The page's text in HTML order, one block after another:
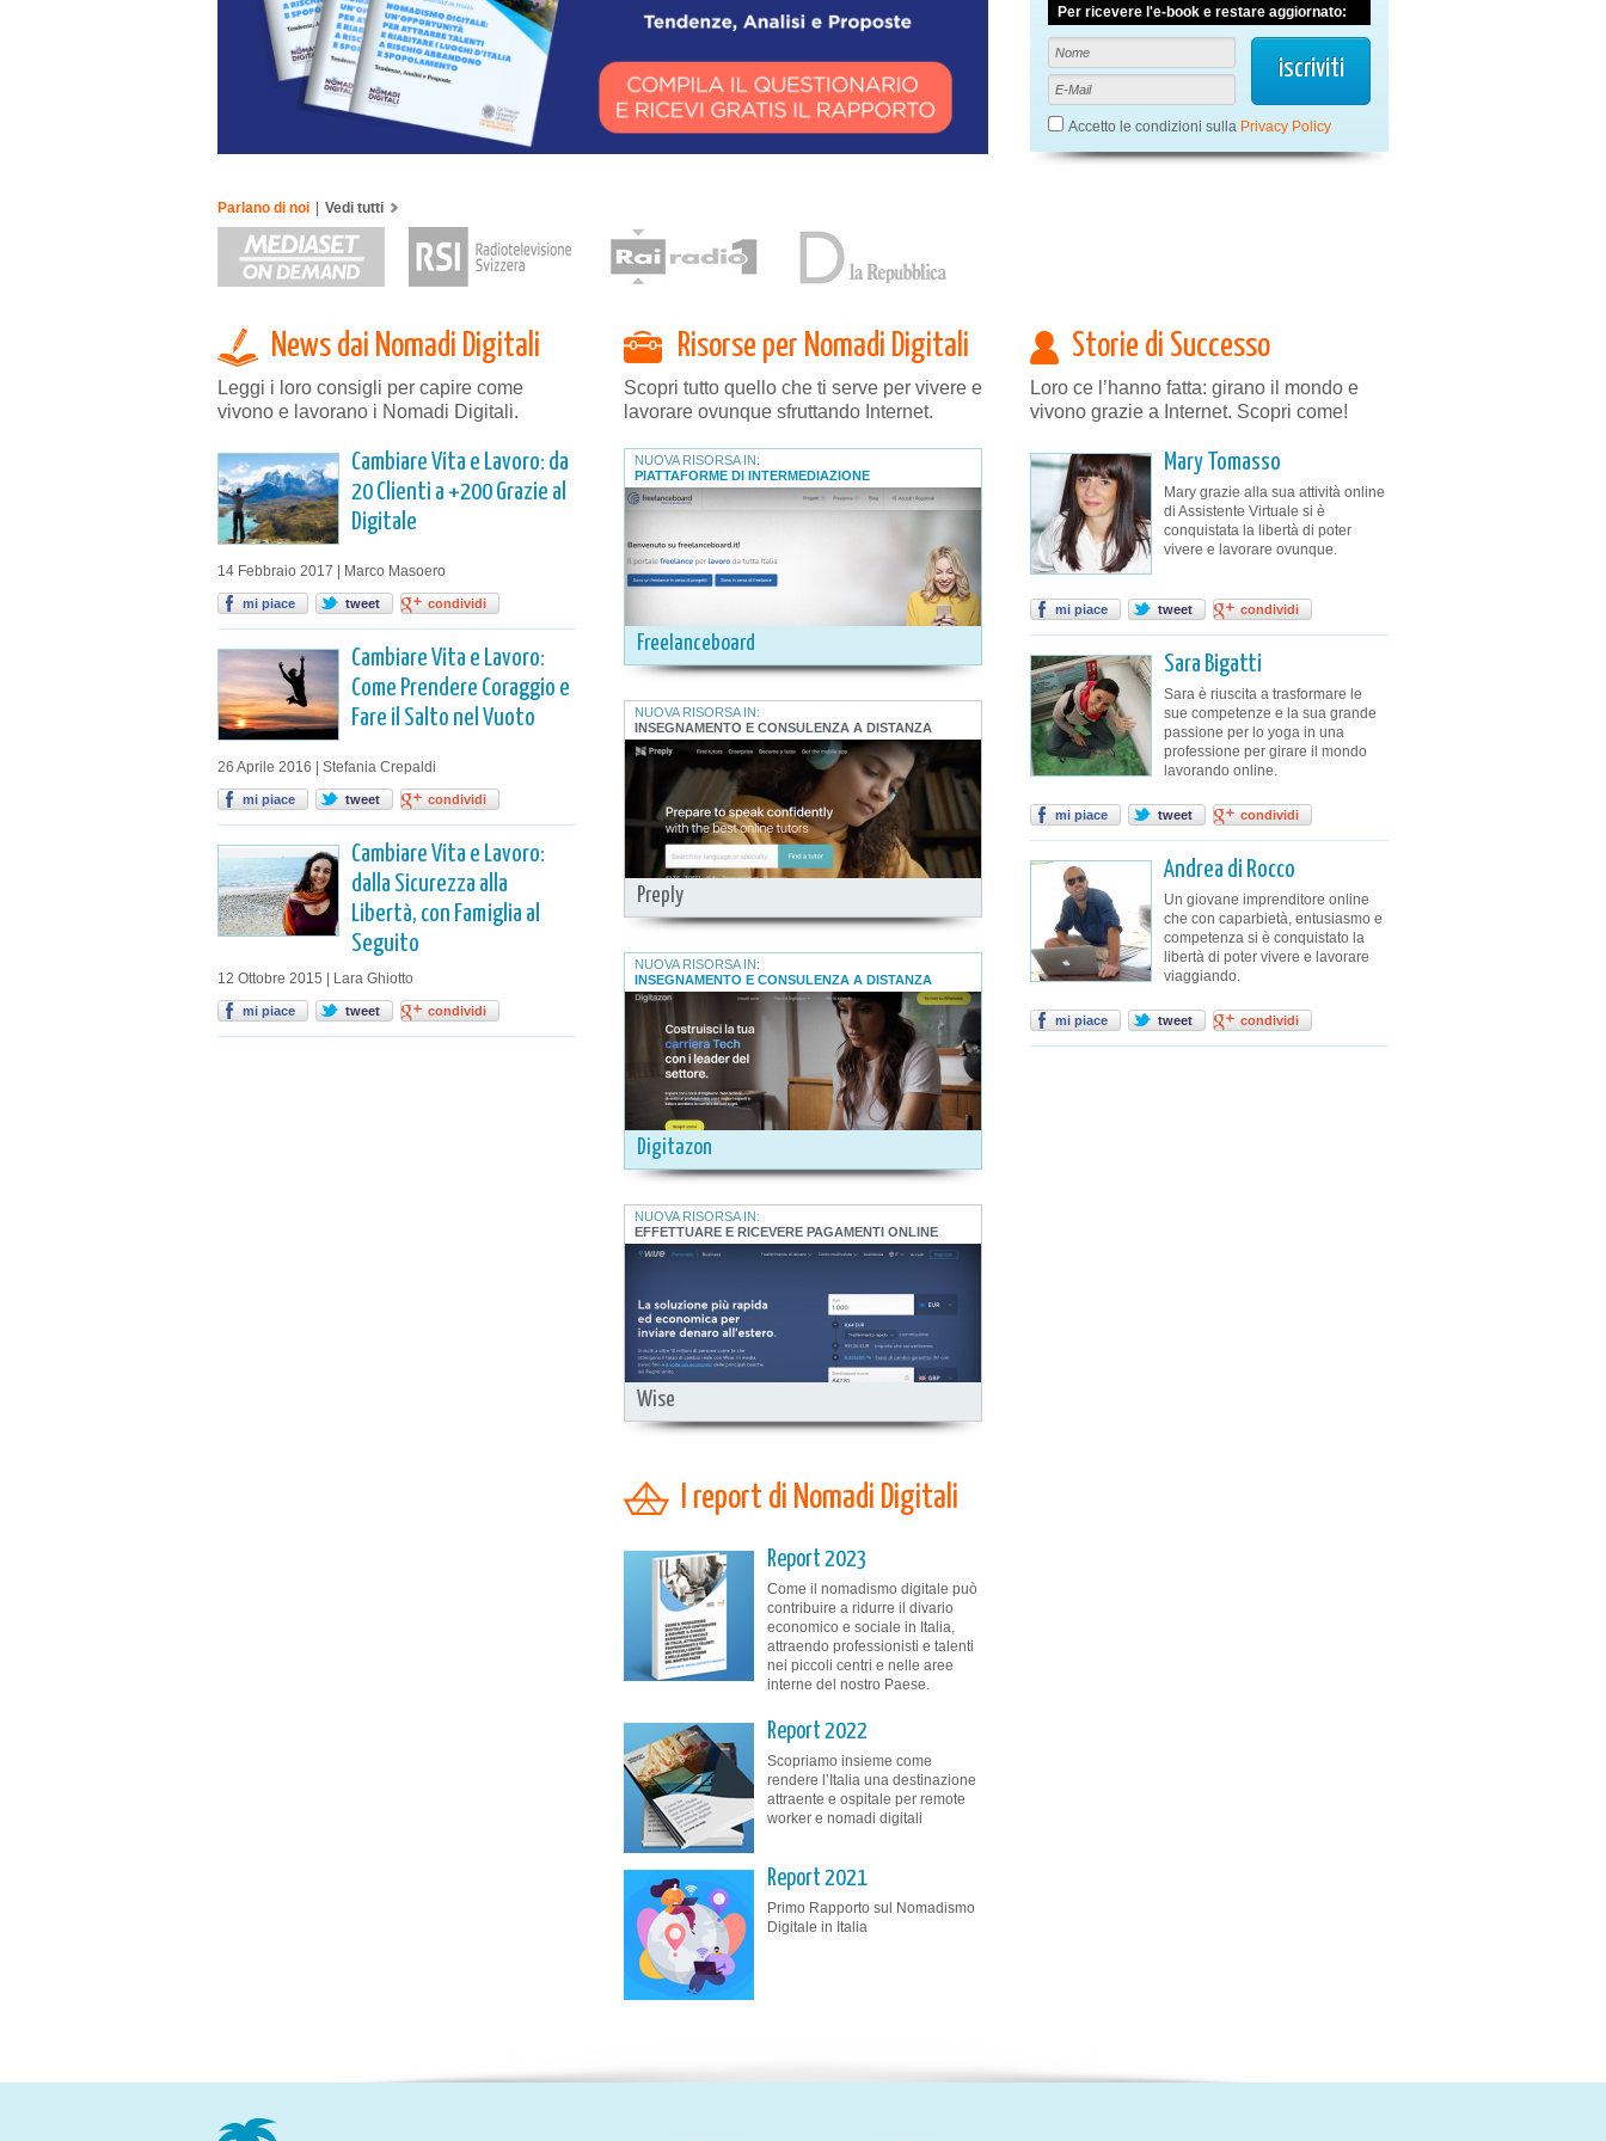
Per ricevere l'e-book e restare aggiornato:
Accetto le condizioni sulla Privacy Policy
Parlano di noi | Vedi tutti
News dai Nomadi Digitali
Leggi i loro consigli per capire come
vivono e lavorano i Nomadi Digitali.
Cambiare Vita e Lavoro: da
20 Clienti a +200 Grazie al
Digitale
14 Febbraio 2017 | Marco Masoero
mi piace tweet condividi
Cambiare Vita e Lavoro:
Come Prendere Coraggio e
Fare il Salto nel Vuoto
26 Aprile 2016 | Stefania Crepaldi
mi piace tweet condividi
Cambiare Vita e Lavoro:
dalla Sicurezza alla
Libertà, con Famiglia al
Seguito
12 Ottobre 2015 | Lara Ghiotto
mi piace tweet condividi
Risorse per Nomadi Digitali
Scopri tutto quello che ti serve per vivere e
lavorare ovunque sfruttando Internet.
Freelanceboard
NUOVA RISORSA IN:
PIATTAFORME DI INTERMEDIAZIONE
Preply
NUOVA RISORSA IN:
INSEGNAMENTO E CONSULENZA A DISTANZA
Digitazon
NUOVA RISORSA IN:
INSEGNAMENTO E CONSULENZA A DISTANZA
Wise
NUOVA RISORSA IN:
EFFETTUARE E RICEVERE PAGAMENTI ONLINE
I report di Nomadi Digitali
Report 2023
Come il nomadismo digitale può
contribuire a ridurre il divario
economico e sociale in Italia,
attraendo professionisti e talenti
nei piccoli centri e nelle aree
interne del nostro Paese.
Report 2022
Scopriamo insieme come
rendere l’Italia una destinazione
attraente e ospitale per remote
worker e nomadi digitali
Report 2021
Primo Rapporto sul Nomadismo
Digitale in Italia
Storie di Successo
Loro ce l’hanno fatta: girano il mondo e
vivono grazie a Internet. Scopri come!
Mary Tomasso
Mary grazie alla sua attività online
di Assistente Virtuale si è
conquistata la libertà di poter
vivere e lavorare ovunque.
mi piace tweet condividi
Sara Bigatti
Sara è riuscita a trasformare le
sue competenze e la sua grande
passione per lo yoga in una
professione per girare il mondo
lavorando online.
mi piace tweet condividi
Andrea di Rocco
Un giovane imprenditore online
che con caparbietà, entusiasmo e
competenza si è conquistato la
libertà di poter vivere e lavorare
viaggiando.
mi piace tweet condividi